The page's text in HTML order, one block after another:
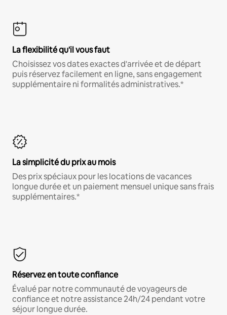
La flexibilité qu'il vous faut
Choisissez vos dates exactes d'arrivée et de départ
puis réservez facilement en ligne, sans engagement
supplémentaire ni formalités administratives.*
La simplicité du prix au mois
Des prix spéciaux pour les locations de vacances
longue durée et un paiement mensuel unique sans frais
supplémentaires.*
Réservez en toute confiance
Évalué par notre communauté de voyageurs de
confiance et notre assistance 24h/24 pendant votre
séjour longue durée.